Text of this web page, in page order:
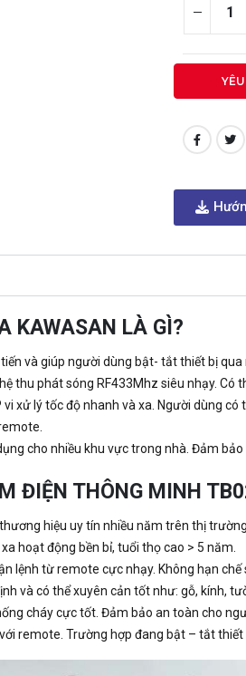
KAWASAN LÀ GÌ?
và giúp người dùng bật- tắt thiết bị
thu phát sóng RF433Mhz siêu nhạy.
xử lý tốc độ nhanh và xa. Người dùng
cho nhiều khu vực trong nhà. Đảm
ĐIỆN THÔNG MINH
hiệu uy tín nhiều năm trên thị trường.
hoạt động bền bỉ, tuổi thọ cao > 5 năm.
lệnh từ remote cực nhạy. Không hạn chế
và có thể xuyên cản tốt như: gỗ, kính,
cháy cực tốt. Đảm bảo an toàn cho
remote. Trường hợp đang bật – tắt